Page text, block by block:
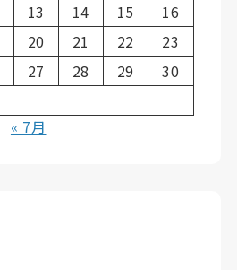
13 14 15
16
20 21 22
23
27 28 29
30
« 7月